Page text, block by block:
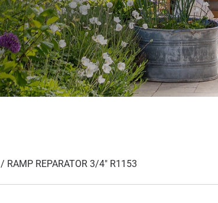
/ RAMP REPARATOR 3/4″ R1153